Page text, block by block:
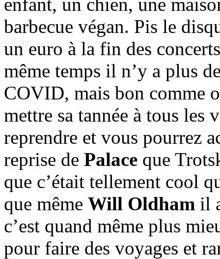
barbecue végan. Pis le
un euro à la fin des
même temps il n’y a plus
COVID, mais bon comme
mettre sa tannée à tous les
reprendre et vous pourrez
reprise de Palace que
que c’était tellement cool
que même Will Oldham il
c’est quand même plus
pour faire des voyages et